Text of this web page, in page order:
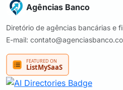
Agências Banco
Diretório de agências bancárias e
E-mail: